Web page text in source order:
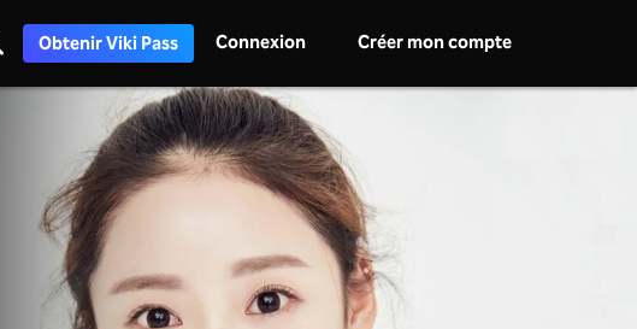
Obtenir Viki Pass Connexion Créer mon compte